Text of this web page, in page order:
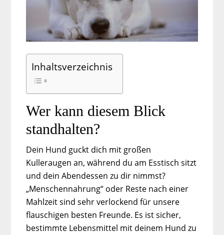
Inhaltsverzeichnis
Wer kann diesem Blick
standhalten?
Dein Hund guckt dich mit großen
Kulleraugen an, während du am Esstisch sitzt
und dein Abendessen zu dir nimmst?
„Menschennahrung“ oder Reste nach einer
Mahlzeit sind sehr verlockend für unsere
flauschigen besten Freunde. Es ist sicher,
bestimmte Lebensmittel mit deinem Hund zu